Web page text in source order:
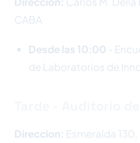
CABA
Desde las 10:00 -
de Laboratorios de
Direccion: Esmeralda 130,